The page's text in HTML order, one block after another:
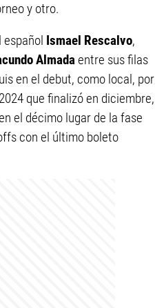
y otro.
español Ismael Rescalvo,
Almadaentre sus filas
en el debut, como local, por
que finalizó en diciembre,
el décimo lugar de la fase
con el último boleto